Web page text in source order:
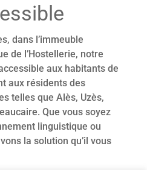
dans l’immeuble
de l’Hostellerie, notre
aux habitants de
aux résidents des
telles que Alès, Uzès,
Que vous soyez
linguistique ou
la solution qu’il vous